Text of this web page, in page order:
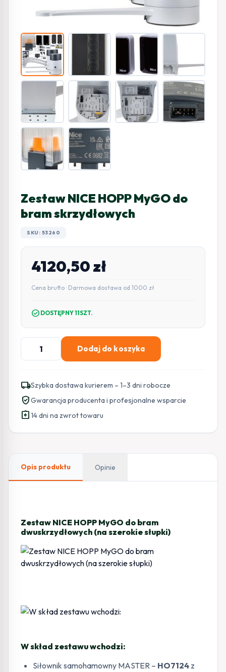
Zestaw NICE HOPP MyGO do
bram skrzydłowych
SKU: 53260
4120,50zł
Cena brutto · Darmowa dostawa od 1000 zł
check_circle DOSTĘPNY 11SZT.
ilość
Zestaw
MyGO
do
bram
Dodaj do koszyka
local_shippingSzybka dostawa kurierem – 1–3 dni robocze
verified_userGwarancja producenta i profesjonalne wsparcie
assignment_return14 dni na zwrot towaru
Opis produktu Opinie
Zestaw NICE HOPP MyGO do bram
dwuskrzydłowych (na szerokie słupki)
W skład zestawu wchodzi:
Siłownik samohamowny MASTER – HO7124 z